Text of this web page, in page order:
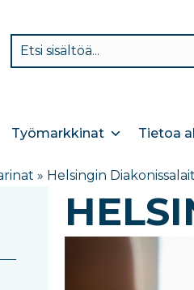
Työmarkkinat Tietoa
» Helsingin